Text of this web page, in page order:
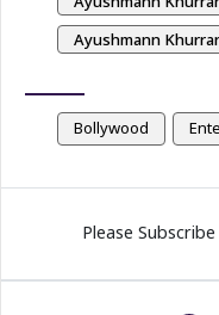
Ayushmann
Bollywood
Please